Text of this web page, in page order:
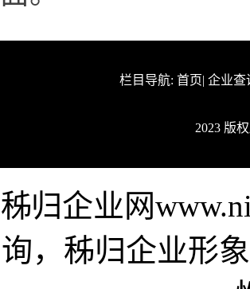
栏目导航: 首页| 企业查
2023 版
秭归企业网
询，秭归企业形